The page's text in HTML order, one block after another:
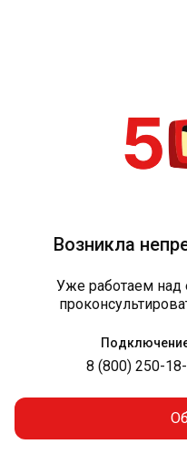
Возникла
Уже работаем над
8 (800) 250-